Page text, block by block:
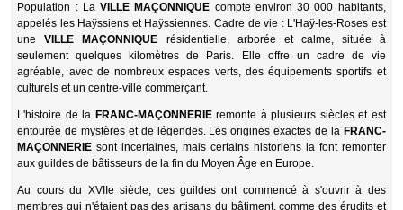
Population : LaVILLE MAÇONNIQUE compte environ 30 000 habitants,
appelés les Haÿssiens et Haÿssiennes. Cadre de vie : L'Haÿ-les-Roses est
une
VILLE MAÇONNIQUE résidentielle, arborée et calme, située à
seulement quelques kilomètres de Paris. Elle offre un cadre de vie
agréable, avec de nombreux espaces verts, des équipements sportifs et
culturels et un centre-ville commerçant.
L'histoire de la FRANC-MAÇONNERIEremonte à plusieurs siècles et est
entourée de mystères et de légendes. Les origines exactes de la FRANC-
MAÇONNERIE sont incertaines, mais certains historiens la font remonter
aux guildes de bâtisseurs de la fin du Moyen Âge en Europe.
Au cours du XVIIe siècle, ces guildes ont commencé à s'ouvrir à des
membres qui n'étaient pas des artisans du bâtiment, comme des érudits et